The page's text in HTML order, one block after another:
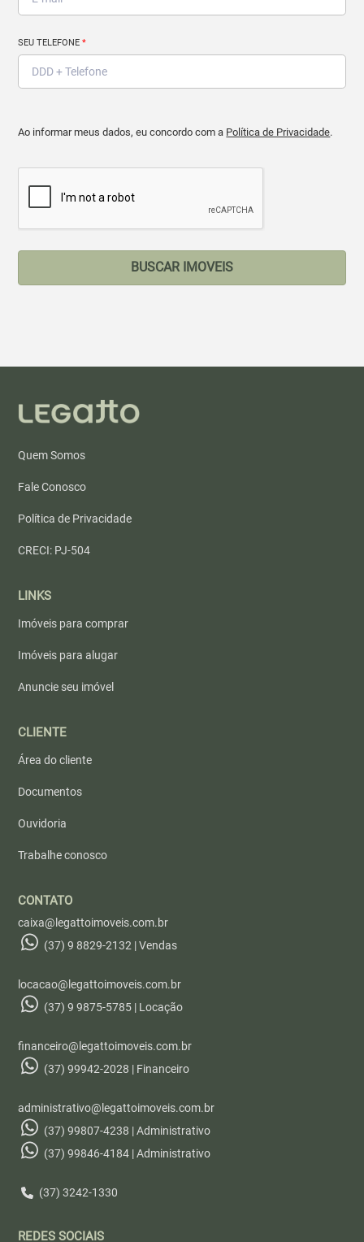
SEU TELEFONE*
Ao informar meus dados, eu concordo com a Política de Privacidade.
BUSCAR IMOVEIS
Quem Somos
Fale Conosco
Política de Privacidade
CRECI: PJ-504
LINKS
Imóveis para comprar
Imóveis para alugar
Anuncie seu imóvel
CLIENTE
Área do cliente
Documentos
Ouvidoria
Trabalhe conosco
CONTATO
caixa@legattoimoveis.com.br
(37) 9 8829-2132 | Vendas
locacao@legattoimoveis.com.br
(37) 9 9875-5785 | Locação
financeiro@legattoimoveis.com.br
(37) 99942-2028 | Financeiro
administrativo@legattoimoveis.com.br
(37) 99807-4238 | Administrativo
(37) 99846-4184 | Administrativo
(37) 3242-1330
REDES SOCIAIS